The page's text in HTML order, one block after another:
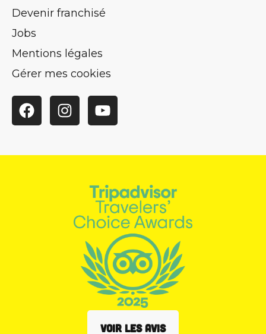
Devenir franchisé
Jobs
Mentions légales
Gérer mes cookies
FacebookInstagramYouTube
VOIR LES AVIS